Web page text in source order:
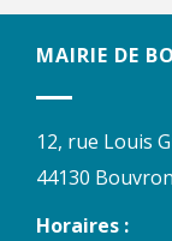
MAIRIE DE
12, rue Louis
44130 Bouvron
Horaires :